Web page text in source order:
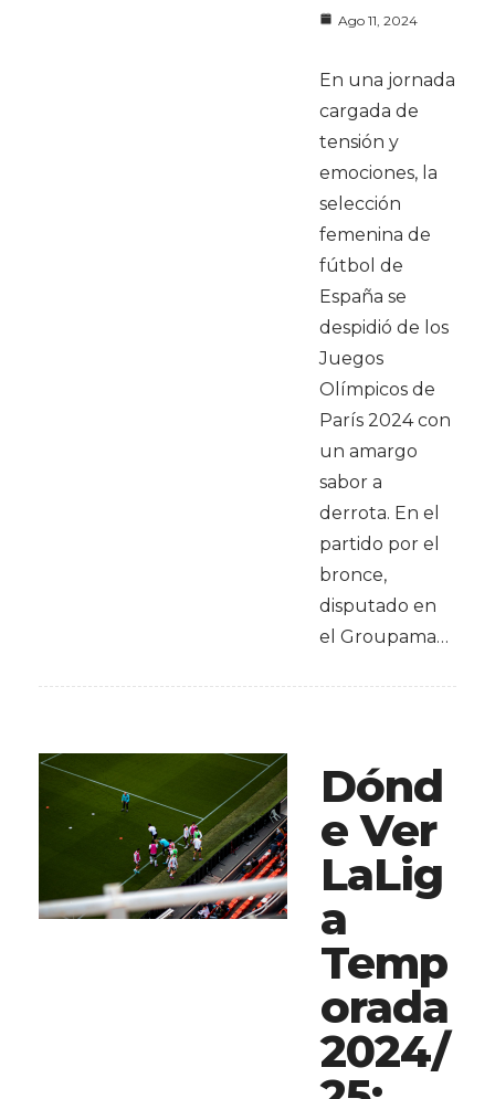
Ago 11, 2024
En una jornada
cargada de
tensión y
emociones, la
selección
femenina de
fútbol de
España se
despidió de los
Juegos
Olímpicos de
París 2024 con
un amargo
sabor a
derrota. En el
partido por el
bronce,
disputado en
el Groupama…
Dónd
e Ver
LaLig
a
Temp
orada
2024/